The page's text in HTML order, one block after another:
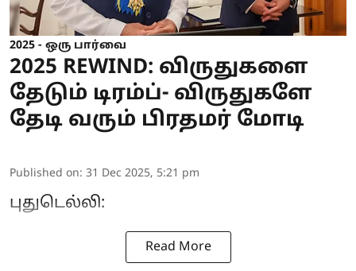
2025 - ஒரு பார்வை
2025 REWIND: விருதுகளை
தேடும் டிரம்ப்- விருதுகளே
தேடி வரும் பிரதமர் மோடி
Published on: 31 Dec 2025, 5:21 pm
புதுடெல்லி:
Read More